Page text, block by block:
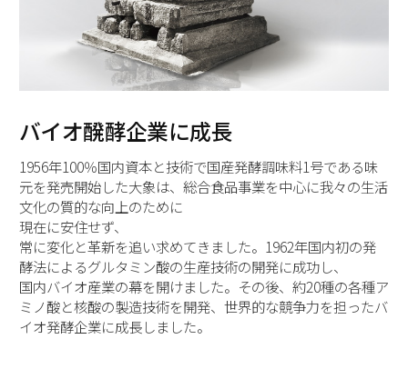
バイオ醗酵企業に成長
1956年100％国内資本と技術で国産発酵調味料1号である味
元を発売開始した大象は、総合食品事業を中心に我々の生活
文化の質的な向上のために
現在に安住せず、
常に変化と革新を追い求めてきました。1962年国内初の発
酵法によるグルタミン酸の生産技術の開発に成功し、
国内バイオ産業の幕を開けました。その後、約20種の各種ア
ミノ酸と核酸の製造技術を開発、世界的な競争力を担ったバ
イオ発酵企業に成長しました。